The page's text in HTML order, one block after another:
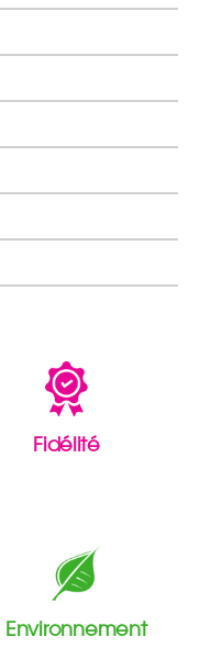
Fidélité
Environnement